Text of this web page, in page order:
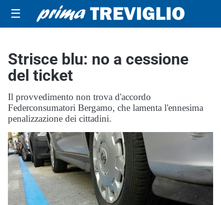
☰
Strisce blu: no a cessione
del ticket
Il provvedimento non trova d'accordo
Federconsumatori Bergamo, che lamenta l'ennesima
penalizzazione dei cittadini.